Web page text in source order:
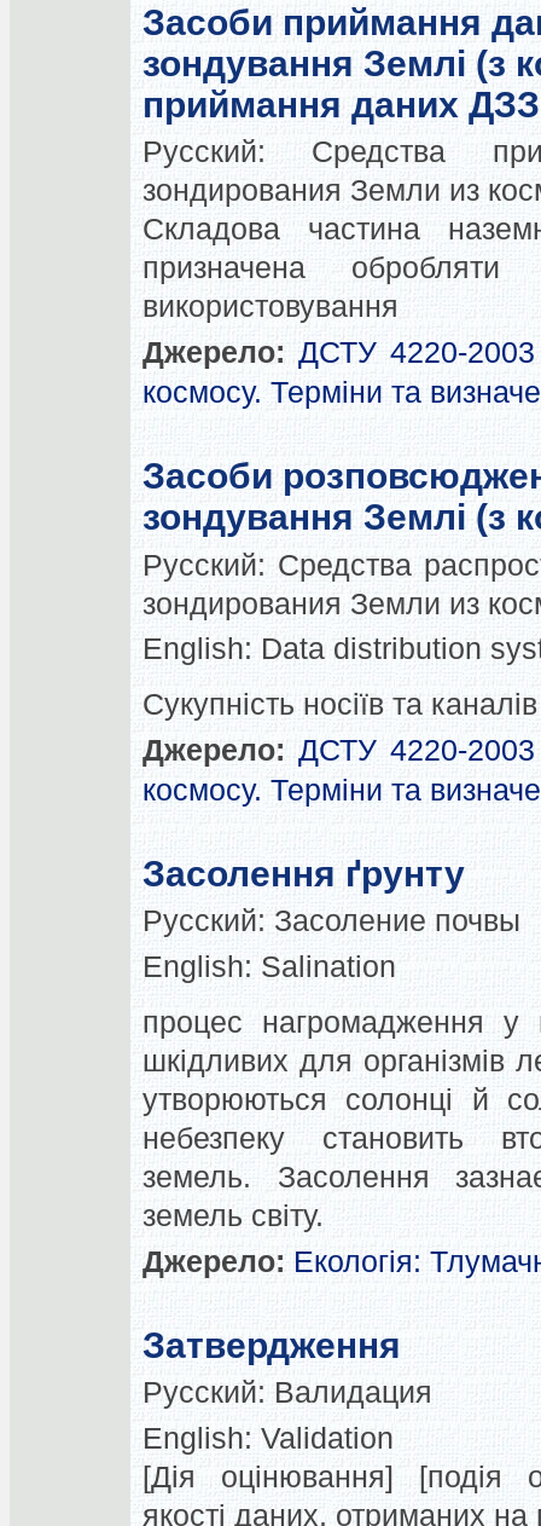
Засоби приймання
зондування Землі (з
приймання даних
Русский:
Средства
зондирования Земли из
Складова частина
призначена
використовування
Джерело: ДСТУ 4220-2003
космосу. Терміни та
Засоби
зондування Землі (з
Русский: Средства
зондирования Земли из
English: Data distribution
Сукупність носіїв та
Джерело: ДСТУ 4220-2003
космосу. Терміни та
Засолення ґрунту
Русский: Засоление почвы
English: Salination
процес нагромадження у
шкідливих для організмів
утворюються солонці й
небезпеку становить
земель. Засолення
земель світу.
Джерело: Екологія:
Затвердження
Русский: Валидация
English: Validation
[Дія оцінювання] [подія
якості даних, отриманих на